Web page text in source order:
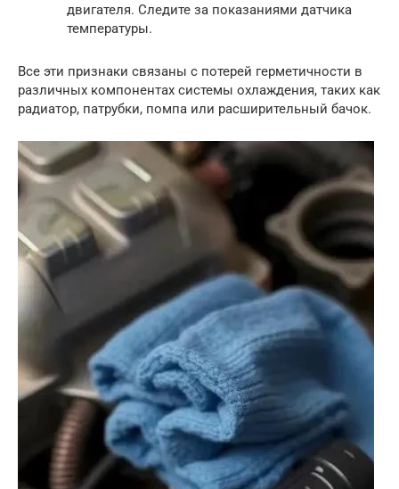
двигателя. Следите за показаниями датчика
температуры.
Все эти признаки связаны с потерей герметичности в
различных компонентах системы охлаждения, таких как
радиатор, патрубки, помпа или расширительный бачок.